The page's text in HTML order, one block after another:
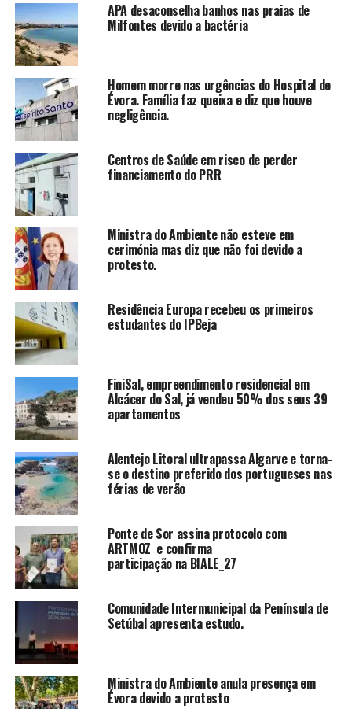
APA desaconselha banhos nas praias de
Milfontes devido a bactéria
Homem morre nas urgências do Hospital de
Évora. Família faz queixa e diz que houve
negligência.
Centros de Saúde em risco de perder
financiamento do PRR
Ministra do Ambiente não esteve em
cerimónia mas diz que não foi devido a
protesto.
Residência Europa recebeu os primeiros
estudantes do IPBeja
FiniSal, empreendimento residencial em
Alcácer do Sal, já vendeu 50% dos seus 39
apartamentos
Alentejo Litoral ultrapassa Algarve e torna-
se o destino preferido dos portugueses nas
férias de verão
Ponte de Sor assina protocolo com
ARTMOZ e confirma
participação na BIALE_27
Comunidade Intermunicipal da Península de
Setúbal apresenta estudo.
Ministra do Ambiente anula presença em
Évora devido a protesto